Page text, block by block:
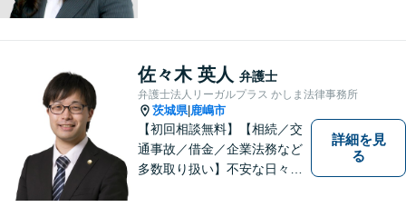
す。
佐々木 英人 弁護士
弁護士法人リーガルプラス かしま法律事務所
茨城県| 鹿嶋市
【初回相談無料】【相続／交
通事故／借金／企業法務など
多数取り扱い】不安な日々を
詳細を見
る